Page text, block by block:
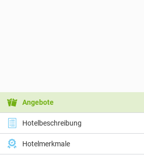
Angebote
Hotelbeschreibung
Hotelmerkmale